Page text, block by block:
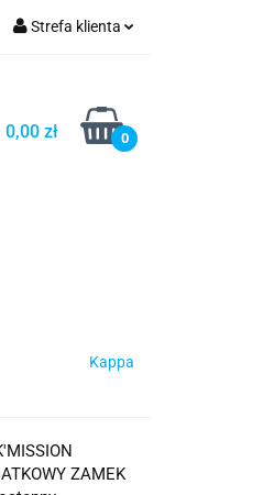
Strefa klienta
Zarejestruj się
Dodaj zgłoszenie
0,00 zł 0
Kappa
ZAMEK